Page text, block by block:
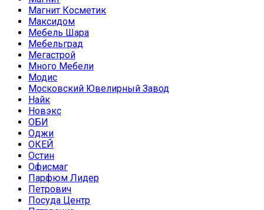
Магнит Косметик
Максидом
Мебель Шара
Мебельград
Мегастрой
Много Мебели
Модис
Московский Ювелирный Завод
Найк
Новэкс
ОБИ
Оджи
ОКЕЙ
Остин
Офисмаг
Парфюм Лидер
Петрович
Посуда Центр